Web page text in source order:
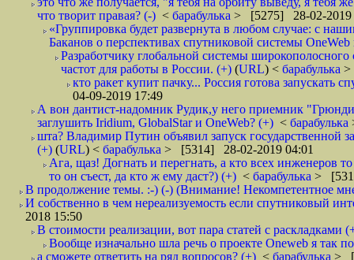
что творит правая? (-) < барабулька > [5275] 28-02-2019
«Группировка будет развернута в любом случае: с
Баканов о перспективах спутниковой системы
Разработчику глобальной системы
частот для работы в России. (+) (URL) < барабулька >
кто ракет купит пачку... Россия готова запускать
04-09-2019 17:49
А вон дантист-надомник Рудик,у него приемник
заглушить Iridium, GlobalStar и OneWeb? (+) < барабулька
шта? Владимир Путин объявил запуск
(+) (URL) < барабулька > [5314] 28-02-2019 04:01
Ага, щаз! Догнать и перегнать, а кто всех инженеров
то он съест, да кто ж ему даст?) (+) < барабулька >
В продолжение темы. :-) (-) (Внимание! Некомпетентное
И собственно в чем нереализуемость если спутниковый
2018 15:50
В стоимости реализации, вот пара статей с раскладками
Вообще изначально шла речь о проекте Oneweb я так
а сможете ответить на ряд вопросов? (+) < барабулька >